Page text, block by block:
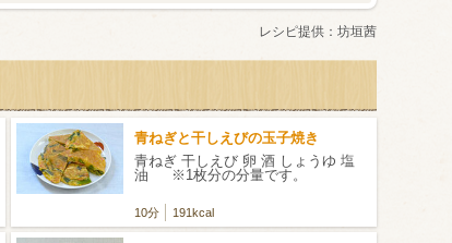
レシピ提供： 坊垣茜
青ねぎと干しえびの玉子焼き
青ねぎ 干しえび 卵 酒 しょうゆ 塩
油 ※1枚分の分量です。
10分 191kcal